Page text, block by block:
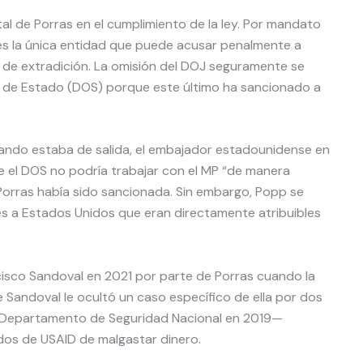
de Porras en el cumplimiento de la ley. Por mandato
la única entidad que puede acusar penalmente a
extradición. La omisión del DOJ seguramente se
Estado (DOS) porque este último ha sancionado a
estaba de salida, el embajador estadounidense en
el DOS no podría trabajar con el MP “de manera
había sido sancionada. Sin embargo, Popp se
a Estados Unidos que eran directamente atribuibles
Sandoval en 2021 por parte de Porras cuando la
Sandoval le ocultó un caso específico de ella por dos
de Seguridad Nacional en 2019—
de USAID de malgastar dinero.